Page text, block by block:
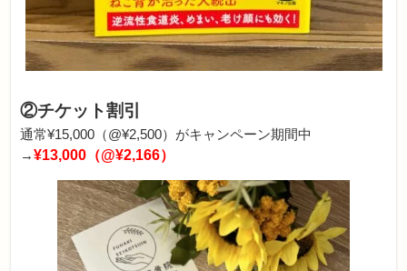
②チケット割引
通常¥15,000（@¥2,500）がキャンペーン期間中
→¥13,000（@¥2,166）